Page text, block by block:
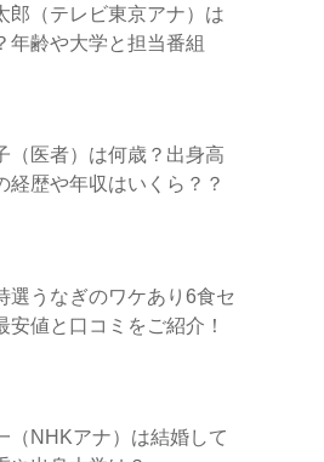
郎（テレビ東京アナ）は
年齢や大学と担当番組
（医者）は何歳？出身高
経歴や年収はいくら？？
選うなぎのワケあり6食セ
安値と口コミをご紹介！
（NHKアナ）は結婚して